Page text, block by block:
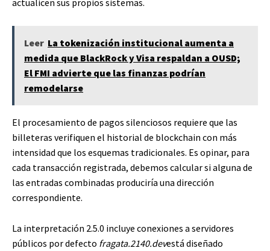
Leer La tokenización institucional aumenta a
medida que BlackRock y Visa respaldan a OUSD;
El FMI advierte que las finanzas podrían
remodelarse
El procesamiento de pagos silenciosos requiere que las
billeteras verifiquen el historial de blockchain con más
intensidad que los esquemas tradicionales. Es opinar, para
cada transacción registrada, debemos calcular si alguna de
las entradas combinadas produciría una dirección
correspondiente.
La interpretación 2.5.0 incluye conexiones a servidores
públicos por defecto fragata.2140.devestá diseñado